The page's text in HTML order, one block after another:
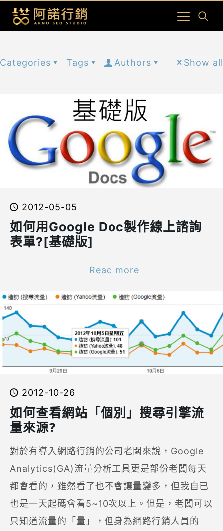
Categories Tags Authors Show all
2012-05-05
如何用Google Doc製作線上諮詢
表單?[基礎版]
Read more
2012-10-26
如何查看網站「個別」搜尋引擎流
量來源?
對於有導入網路行銷的公司老闆來說，Google
Analytics(GA)流量分析工具更是部份老闆每天
都會看的，雖然看了也不會讓量變多，但我自已
也是一天起碼會看5~10次以上。但是，老闆可以
只知道流量的「量」，但身為網路行銷人員的